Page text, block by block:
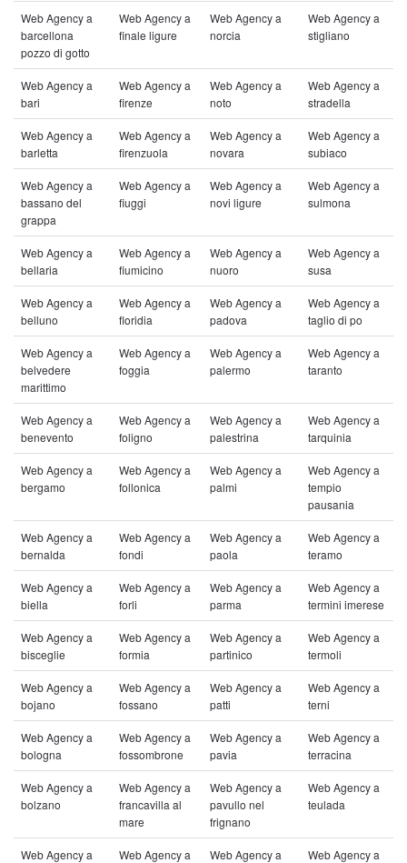
Web Agency a
barcellona
pozzo di gotto
Web Agency a
finale ligure
Web Agency a
norcia
Web Agency a
stigliano
Web Agency a
bari
Web Agency a
firenze
Web Agency a
noto
Web Agency a
stradella
Web Agency a
barletta
Web Agency a
firenzuola
Web Agency a
novara
Web Agency a
subiaco
Web Agency a
bassano del
grappa
Web Agency a
fiuggi
Web Agency a
novi ligure
Web Agency a
sulmona
Web Agency a
bellaria
Web Agency a
fiumicino
Web Agency a
nuoro
Web Agency a
susa
Web Agency a
belluno
Web Agency a
floridia
Web Agency a
padova
Web Agency a
taglio di po
Web Agency a
belvedere
marittimo
Web Agency a
foggia
Web Agency a
palermo
Web Agency a
taranto
Web Agency a
benevento
Web Agency a
foligno
Web Agency a
palestrina
Web Agency a
tarquinia
Web Agency a
bergamo
Web Agency a
follonica
Web Agency a
palmi
Web Agency a
tempio
pausania
Web Agency a
bernalda
Web Agency a
fondi
Web Agency a
paola
Web Agency a
teramo
Web Agency a
biella
Web Agency a
forli
Web Agency a
parma
Web Agency a
termini imerese
Web Agency a
bisceglie
Web Agency a
formia
Web Agency a
partinico
Web Agency a
termoli
Web Agency a
bojano
Web Agency a
fossano
Web Agency a
patti
Web Agency a
terni
Web Agency a
bologna
Web Agency a
fossombrone
Web Agency a
pavia
Web Agency a
terracina
Web Agency a
bolzano
Web Agency a
francavilla al
mare
Web Agency a
pavullo nel
frignano
Web Agency a
teulada
Web Agency a
Web Agency a
Web Agency a
Web Agency a